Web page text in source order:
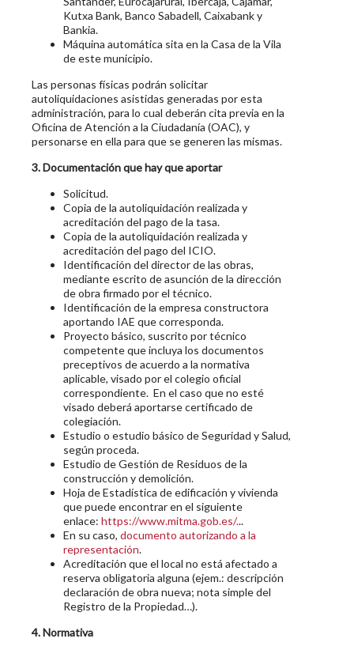
Kutxa Bank, Banco Sabadell, Caixabank y
Bankia.
Máquina automática sita en la Casa de la Vila
de este municipio.
Las personas físicas podrán solicitar
autoliquidaciones asistidas generadas por esta
administración, para lo cual deberán cita previa en la
Oficina de Atención a la Ciudadanía (OAC), y
personarse en ella para que se generen las mismas.
3. Documentación que hay que aportar
Solicitud.
Copia de la autoliquidación realizada y
acreditación del pago de la tasa.
Copia de la autoliquidación realizada y
acreditación del pago del ICIO.
Identificación del director de las obras,
mediante escrito de asunción de la dirección
de obra firmado por el técnico.
Identificación de la empresa constructora
aportando IAE que corresponda.
Proyecto básico, suscrito por técnico
competente que incluya los documentos
preceptivos de acuerdo a la normativa
aplicable, visado por el colegio oficial
correspondiente. En el caso que no esté
visado deberá aportarse certificado de
colegiación.
Estudio o estudio básico de Seguridad y Salud,
según proceda.
Estudio de Gestión de Residuos de la
construcción y demolición.
Hoja de Estadística de edificación y vivienda
que puede encontrar en el siguiente
enlace:https://www.mitma.gob.es/...
En su caso,documento autorizando a la
representación.
Acreditación que el local no está afectado a
reserva obligatoria alguna (ejem.: descripción
declaración de obra nueva; nota simple del
Registro de la Propiedad…).
4. Normativa